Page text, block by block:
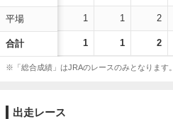
平場
合計
1 1 2
1 1 2
※「総合成績」はJRAのレースのみとなります。
出走レース